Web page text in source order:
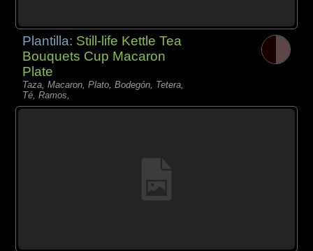
Plantilla: Still-life Kettle Tea
Bouquets Cup Macaron
Plate
Taza, Macaron, Plato, Bodegón, Tetera,
Té, Ramos,